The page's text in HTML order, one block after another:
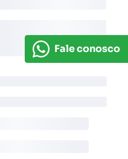
Fale conosco